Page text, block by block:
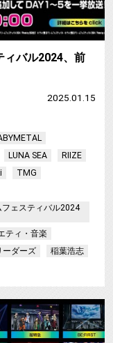
ィバル2024、前
2025.01.15
LUNA SEA
RIIZE
TMG
ェスティバル2024
ティ・音楽
ーダーズ
稲葉浩志